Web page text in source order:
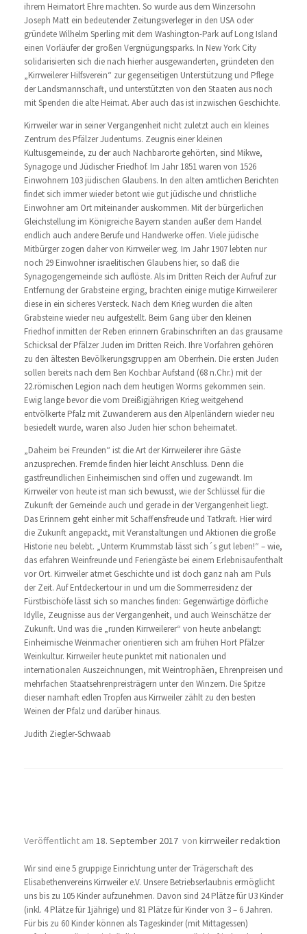
ihrem Heimatort Ehre machten. So wurde aus dem Winzersohn
Joseph Matt ein bedeutender Zeitungsverleger in den USA oder
gründete Wilhelm Sperling mit dem Washington-Park auf Long Island
einen Vorläufer der großen Vergnügungsparks. In New York City
solidarisierten sich die nach hierher ausgewanderten, gründeten den
„Kirrweilerer Hilfsverein“ zur gegenseitigen Unterstützung und Pflege
der Landsmannschaft, und unterstützten von den Staaten aus noch
mit Spenden die alte Heimat. Aber auch das ist inzwischen Geschichte.
Kirrweiler war in seiner Vergangenheit nicht zuletzt auch ein kleines
Zentrum des Pfälzer Judentums. Zeugnis einer kleinen
Kultusgemeinde, zu der auch Nachbarorte gehörten, sind Mikwe,
Synagoge und Jüdischer Friedhof. Im Jahr 1851 waren von 1526
Einwohnern 103 jüdischen Glaubens. In den alten amtlichen Berichten
findet sich immer wieder betont wie gut jüdische und christliche
Einwohner am Ort miteinander auskommen. Mit der bürgerlichen
Gleichstellung im Königreiche Bayern standen außer dem Handel
endlich auch andere Berufe und Handwerke offen. Viele jüdische
Mitbürger zogen daher von Kirrweiler weg. Im Jahr 1907 lebten nur
noch 29 Einwohner israelitischen Glaubens hier, so daß die
Synagogengemeinde sich auflöste. Als im Dritten Reich der Aufruf zur
Entfernung der Grabsteine erging, brachten einige mutige Kirrweilerer
diese in ein sicheres Versteck. Nach dem Krieg wurden die alten
Grabsteine wieder neu aufgestellt. Beim Gang über den kleinen
Friedhof inmitten der Reben erinnern Grabinschriften an das grausame
Schicksal der Pfälzer Juden im Dritten Reich. Ihre Vorfahren gehören
zu den ältesten Bevölkerungsgruppen am Oberrhein. Die ersten Juden
sollen bereits nach dem Ben Kochbar Aufstand (68 n.Chr.) mit der
22.römischen Legion nach dem heutigen Worms gekommen sein.
Ewig lange bevor die vom Dreißigjährigen Krieg weitgehend
entvölkerte Pfalz mit Zuwanderern aus den Alpenländern wieder neu
besiedelt wurde, waren also Juden hier schon beheimatet.
„Daheim bei Freunden“ ist die Art der Kirrweilerer ihre Gäste
anzusprechen. Fremde finden hier leicht Anschluss. Denn die
gastfreundlichen Einheimischen sind offen und zugewandt. Im
Kirrweiler von heute ist man sich bewusst, wie der Schlüssel für die
Zukunft der Gemeinde auch und gerade in der Vergangenheit liegt.
Das Erinnern geht einher mit Schaffensfreude und Tatkraft. Hier wird
die Zukunft angepackt, mit Veranstaltungen und Aktionen die große
Historie neu belebt. „Unterm Krummstab lässt sich´s gut leben!“ – wie,
das erfahren Weinfreunde und Feriengäste bei einem Erlebnisaufenthalt
vor Ort. Kirrweiler atmet Geschichte und ist doch ganz nah am Puls
der Zeit. Auf Entdeckertour in und um die Sommerresidenz der
Fürstbischöfe lässt sich so manches finden: Gegenwärtige dörfliche
Idylle, Zeugnisse aus der Vergangenheit, und auch Weinschätze der
Zukunft. Und was die „runden Kirrweilerer“ von heute anbelangt:
Einheimische Weinmacher orientieren sich am frühen Hort Pfälzer
Weinkultur. Kirrweiler heute punktet mit nationalen und
internationalen Auszeichnungen, mit Weintrophäen, Ehrenpreisen und
mehrfachen Staatsehrenpreisträgern unter den Winzern. Die Spitze
dieser namhaft edlen Tropfen aus Kirrweiler zählt zu den besten
Weinen der Pfalz und darüber hinaus.
Judith Ziegler-Schwaab
Veröffentlicht am 18. September 2017 von kirrweiler redaktion
Wir sind eine 5 gruppige Einrichtung unter der Trägerschaft des
Elisabethenvereins Kirrweiler e.V. Unsere Betriebserlaubnis ermöglicht
uns bis zu 105 Kinder aufzunehmen. Davon sind 24 Plätze für U3 Kinder
(inkl. 4 Plätze für 1jährige) und 81 Plätze für Kinder von 3 – 6 Jahren.
Für bis zu 60 Kinder können als Tageskinder (mit Mittagessen)